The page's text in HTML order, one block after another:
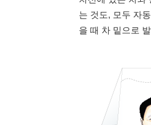
는 것도, 모두 자
을 때 차 밑으로